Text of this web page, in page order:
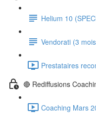
Helium 10
Vendorati (3
Prestataires
🔴 Rediffusions
Coaching Mars